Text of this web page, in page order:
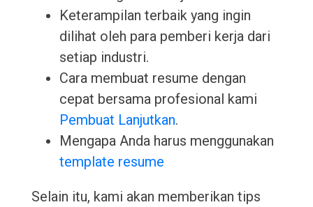
Keterampilan terbaik yang ingin
dilihat oleh para pemberi kerja dari
setiap industri.
Cara membuat resume dengan
cepat bersama profesional kami
Pembuat Lanjutkan.
Mengapa Anda harus menggunakan
template resume
Selain itu, kami akan memberikan tips